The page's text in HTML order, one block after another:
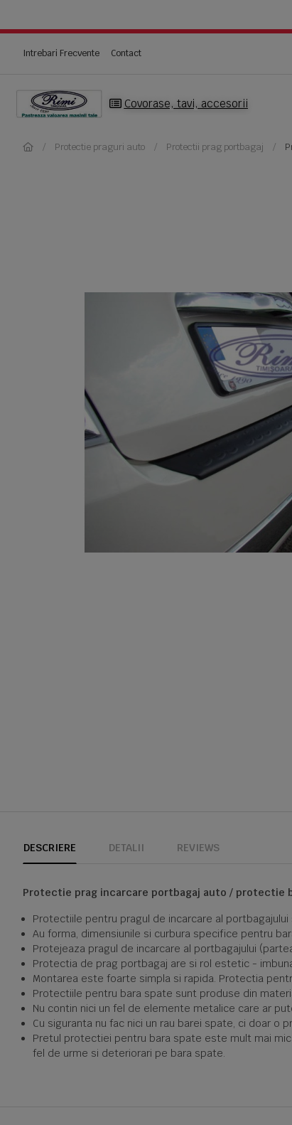
Intrebari Frecvente Contact
Covorase, tavi, accesorii
Protectie praguri auto Protectii prag portbagaj
DESCRIERE DETALII REVIEWS
Protectie prag incarcare portbagaj auto / protectie
Protectiile pentru pragul de incarcare al
Au forma, dimensiunile si curbura specifice pentru
Protejeaza pragul de incarcare al portbagajului
Protectia de prag portbagaj are si rol estetic -
Montarea este foarte simpla si rapida. Protectia
Protectiile pentru bara spate sunt produse din
Nu contin nici un fel de elemente metalice care ar
Cu siguranta nu fac nici un rau barei spate, ci doar o
Pretul protectiei pentru bara spate este mult mai
fel de urme si deteriorari pe bara spate.